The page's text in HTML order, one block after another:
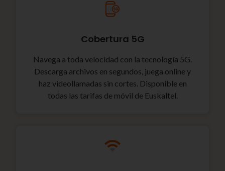
Cobertura 5G
Navega a toda velocidad con la tecnología 5G.
Descarga archivos en segundos, juega online y
haz videollamadas sin cortes. Disponible en
todas las tarifas de móvil de Euskaltel.